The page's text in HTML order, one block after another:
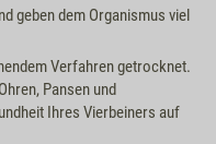
geben dem Organismus viel
Verfahren getrocknet.
Pansen und
Ihres Vierbeiners auf